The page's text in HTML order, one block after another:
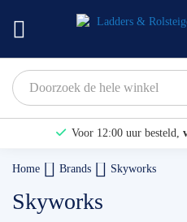
Voor 12:00 uur besteld,
Bekijk hier
Home Brands Skyworks
Skyworks